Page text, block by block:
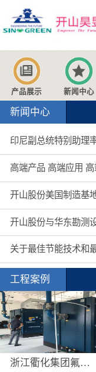
产品展示 新闻中心
新闻中心
印尼副总统特别助理
开山股份美国制造基
关于最佳节能技术和
工程案例
浙江衢化集团氟化厂压缩空气系统节能改造项目